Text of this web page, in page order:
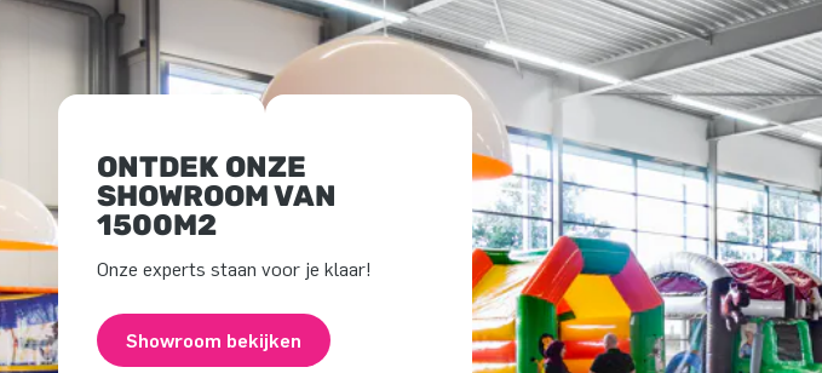
ONTDEK ONZE
SHOWROOM VAN
1500M2
Onze experts staan voor je klaar!
Showroom bekijken